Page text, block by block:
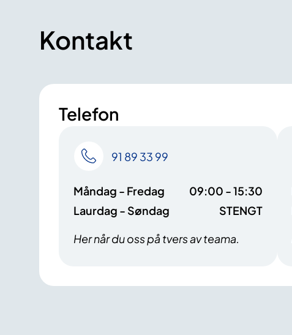
Kontakt
Telefon
91 89 33 99
Måndag - Fredag
09:00 - 15:30
Laurdag - Søndag
STENGT
Her når du oss på tvers av teama.